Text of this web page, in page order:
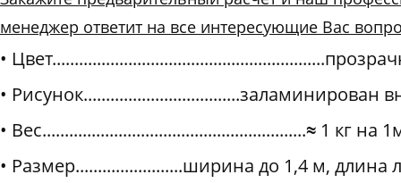
менеджер ответит на все интересующие Вас
Рисунок...................................заламинирован
Вес...........................................................≈ 1 кг на
Размер........................ширина до 1,4 м, длина